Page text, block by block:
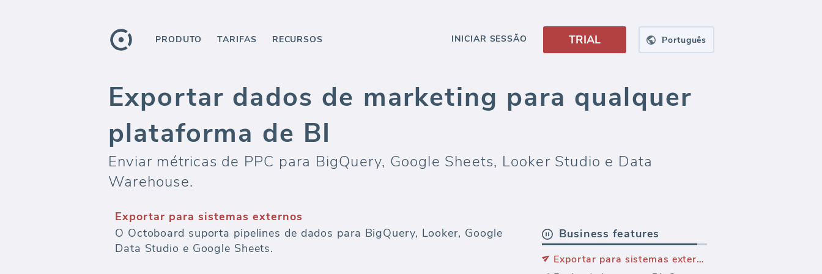
PRODUTO TARIFAS RECURSOS INICIAR SESSÃO TRIAL Português
Exportar dados de marketing para qualquer
plataforma de BI
Enviar métricas de PPC para BigQuery, Google Sheets, Looker Studio e Data
Warehouse.
Exportar para sistemas externos
O Octoboard suporta pipelines de dados para BigQuery, Looker, Google
Data Studio e Google Sheets.
Business features
Exportar para sistemas externos